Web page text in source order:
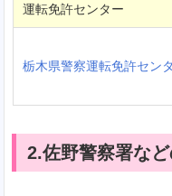
運転免許センター
栃木県警察運転免許セン
2.佐野警察署な